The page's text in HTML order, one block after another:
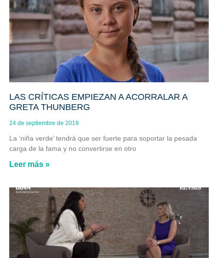
LAS CRÍTICAS EMPIEZAN A ACORRALAR A
GRETA THUNBERG
24 de septiembre de 2019
La ‘niña verde’ tendrá que ser fuerte para soportar la pesada
carga de la fama y no convertirse en otro
Leer más »